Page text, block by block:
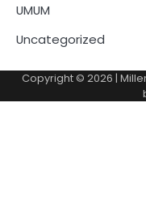
UMUM
Uncategorized
Copyright © 2026 |